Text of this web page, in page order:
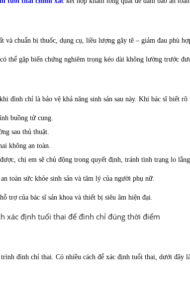
và chuẩn bị thuốc, dụng cụ, liều lượng gây tê – giảm đau phù
thể gặp biến chứng nghiêm trọng kéo dài không lường trước
chỉ là bảo vệ khả năng sinh sản sau này. Khi bác sĩ biết rõ
buồng tử cung.
sau thủ thuật.
không an toàn.
chị em sẽ chủ động trong quyết định, tránh tình trạng lo
toàn sức khỏe sinh sản và tâm lý của người phụ nữ.
trợ của bác sĩ sản khoa và thiết bị siêu âm hiện đại.
đình chỉ thai. Có nhiều cách để xác định tuổi thai, dưới đây